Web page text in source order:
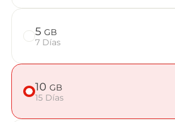
5 GB
7 Días
10 GB
15 Días